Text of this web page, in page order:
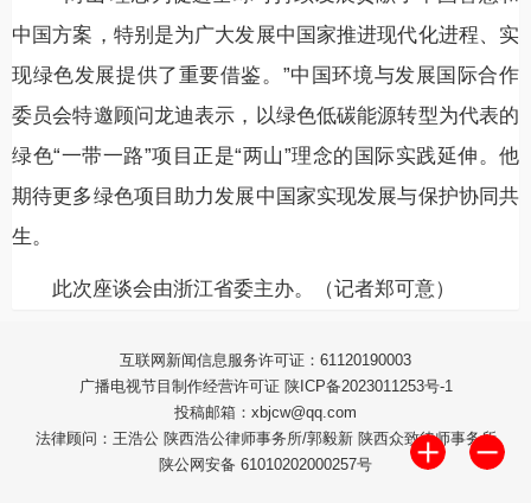
中国方案，特别是为广大发展中国家推进现代化进程、实
现绿色发展提供了重要借鉴。”中国环境与发展国际合作
委员会特邀顾问龙迪表示，以绿色低碳能源转型为代表的
绿色“一带一路”项目正是“两山”理念的国际实践延伸。他
期待更多绿色项目助力发展中国家实现发展与保护协同共
生。
此次座谈会由浙江省委主办。（记者郑可意）
互联网新闻信息服务许可证：61120190003
广播电视节目制作经营许可证 陕ICP备2023011253号-1
投稿邮箱：xbjcw@qq.com
法律顾问：王浩公 陕西浩公律师事务所/郭毅新 陕西众致律师事务所
陕公网安备 61010202000257号